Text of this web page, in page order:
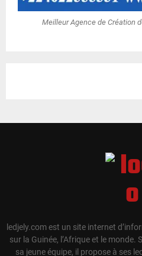
Meilleur Agence de Création
ledjely.com est un site internet
sur la Guinée, l’Afrique et le monde.
sa jeune équipe, il propose à ses